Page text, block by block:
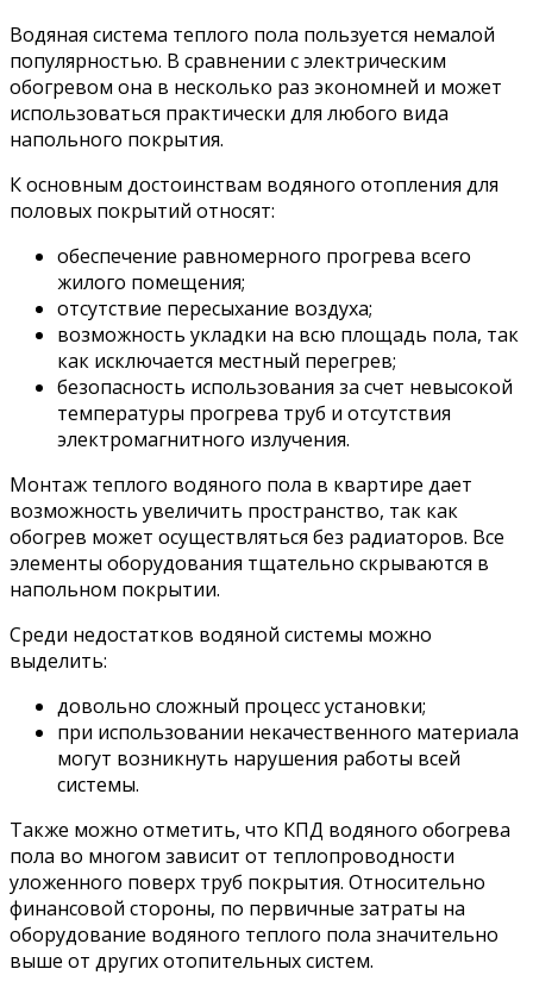
Водяная система теплого пола пользуется немалой
популярностью. В сравнении с электрическим
обогревом она в несколько раз экономней и может
использоваться практически для любого вида
напольного покрытия.
К основным достоинствам водяного отопления для
половых покрытий относят:
обеспечение равномерного прогрева всего
жилого помещения;
отсутствие пересыхание воздуха;
возможность укладки на всю площадь пола, так
как исключается местный перегрев;
безопасность использования за счет невысокой
температуры прогрева труб и отсутствия
электромагнитного излучения.
Монтаж теплого водяного пола в квартире дает
возможность увеличить пространство, так как
обогрев может осуществляться без радиаторов. Все
элементы оборудования тщательно скрываются в
напольном покрытии.
Среди недостатков водяной системы можно
выделить:
довольно сложный процесс установки;
при использовании некачественного материала
могут возникнуть нарушения работы всей
системы.
Также можно отметить, что КПД водяного обогрева
пола во многом зависит от теплопроводности
уложенного поверх труб покрытия. Относительно
финансовой стороны, по первичные затраты на
оборудование водяного теплого пола значительно
выше от других отопительных систем.